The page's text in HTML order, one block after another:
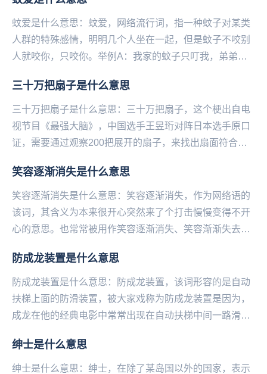
蚊爱是什么意思：蚊爱，网络流行词，指一种蚊子对某类
人群的特殊感情，明明几个人坐在一起，但是蚊子不咬别
人就咬你，只咬你。举例A：我家的蚊子只叮我，弟弟说
三十万把扇子是什么意思
三十万把扇子是什么意思：三十万把扇子，这个梗出自电
视节目《最强大脑》，中国选手王昱珩对阵日本选手原口
证，需要通过观察200把展开的扇子，来找出扇面符合主
笑容逐渐消失是什么意思
笑容逐渐消失是什么意思：笑容逐渐消失，作为网络语的
该词，其含义为本来很开心突然来了个打击慢慢变得不开
心的意思。也常常被用作笑容逐渐消失、笑容渐渐失去。
防成龙装置是什么意思
防成龙装置是什么意思：防成龙装置，该词形容的是自动
扶梯上面的防滑装置，被大家戏称为防成龙装置是因为，
成龙在他的经典电影中常常出现在自动扶梯中间一路滑行
置...
绅士是什么意思
绅士是什么意思：绅士，在除了某岛国以外的国家，表示